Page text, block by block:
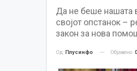
Да не беше нашата
својот опстанок –
закон за нова
Од Плусинфо Објавено